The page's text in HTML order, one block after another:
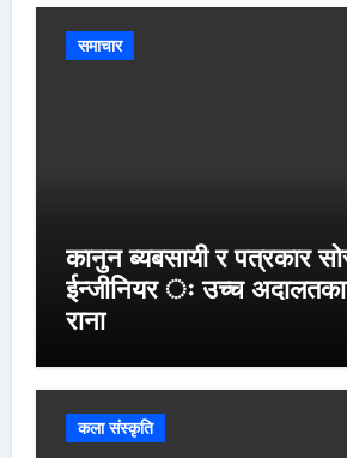
समाचार
कानुन ब्यबसायी र पत्रकार
ईन्जीनियर ः उच्च अदालतका
राना
कला संस्कृति